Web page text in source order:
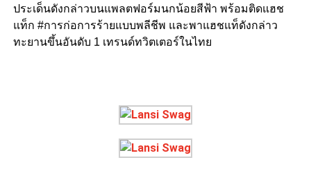
ประเด็นดังกล่าวบนแพลตฟอร์มนกน้อยสีฟ้า พร้อมติดแฮช
แท็ก #การก่อการร้ายแบบพลีชีพ และพาแฮชแท็ดังกล่าว
ทะยานขึ้นอันดับ 1 เทรนด์ทวิตเตอร์ในไทย